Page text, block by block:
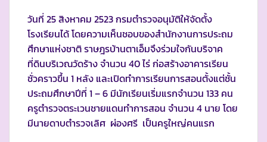
วันที่ 25 สิงหาคม 2523 กรมตำรวจอนุมัติให้จัดตั้ง
โรงเรียนได้ โดยความเห็นชอบของสำนักงานการประถม
ศึกษาแห่งชาติ ราษฎรบ้านตาเอ็มจึงร่วมใจกันบริจาค
ที่ดินบริเวณวัดร้าง จำนวน 40 ไร่ ก่อสร้างอาคารเรียน
ชั่วคราวขึ้น 1 หลัง และเปิดทำการเรียนการสอนตั้งแต่ชั้น
ประถมศึกษาปีที่ 1 – 6 มีนักเรียนเริ่มแรกจำนวน 133 คน
ครูตำรวจตระเวนชายแดนทำการสอน จำนวน 4 นาย โดย
มีนายดาบตำรวจเลิศ ผ่องศรี เป็นครูใหญ่คนแรก